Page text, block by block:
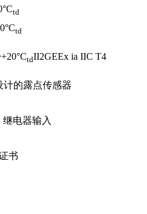
td
td
tdII2GEEx ia IIC T4
计的露点传感器
继电器输入
书